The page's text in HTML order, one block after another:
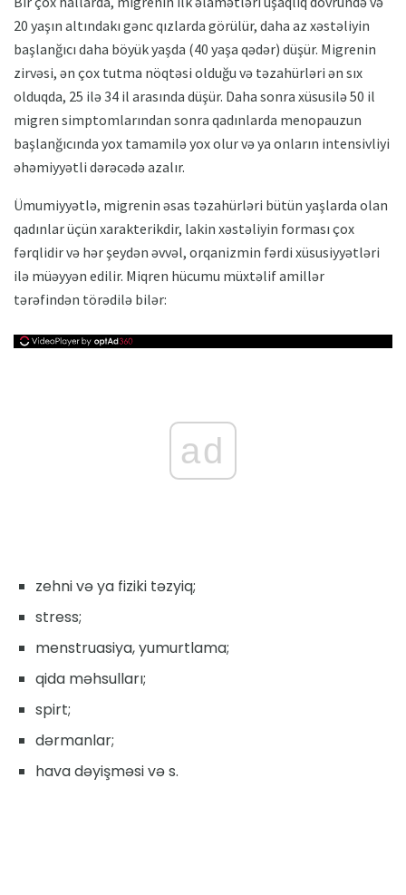
20 yaşın altındakı gənc qızlarda görülür, daha az xəstəliyin
başlanğıcı daha böyük yaşda (40 yaşa qədər) düşür. Migrenin
zirvəsi, ən çox tutma nöqtəsi olduğu və təzahürləri ən sıx
olduqda, 25 ilə 34 il arasında düşür. Daha sonra xüsusilə 50 il
migren simptomlarından sonra qadınlarda menopauzun
başlanğıcında yox tamamilə yox olur və ya onların intensivliyi
əhəmiyyətli dərəcədə azalır.
Ümumiyyətlə, migrenin əsas təzahürləri bütün yaşlarda olan
qadınlar üçün xarakterikdir, lakin xəstəliyin forması çox
fərqlidir və hər şeydən əvvəl, orqanizmin fərdi xüsusiyyətləri
ilə müəyyən edilir. Miqren hücumu müxtəlif amillər
tərəfindən törədilə bilər:
ad
zehni və ya fiziki təzyiq;
stress;
menstruasiya, yumurtlama;
qida məhsulları;
spirt;
dərmanlar;
hava dəyişməsi və s.